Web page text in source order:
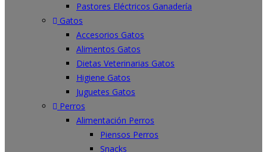
Pastores Eléctricos Ganadería
Gatos
Accesorios Gatos
Alimentos Gatos
Dietas Veterinarias Gatos
Higiene Gatos
Juguetes Gatos
Perros
Alimentación Perros
Piensos Perros
Snacks